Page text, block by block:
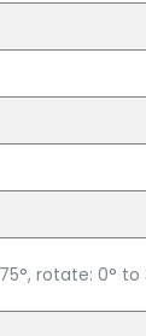
rotate: 0° to